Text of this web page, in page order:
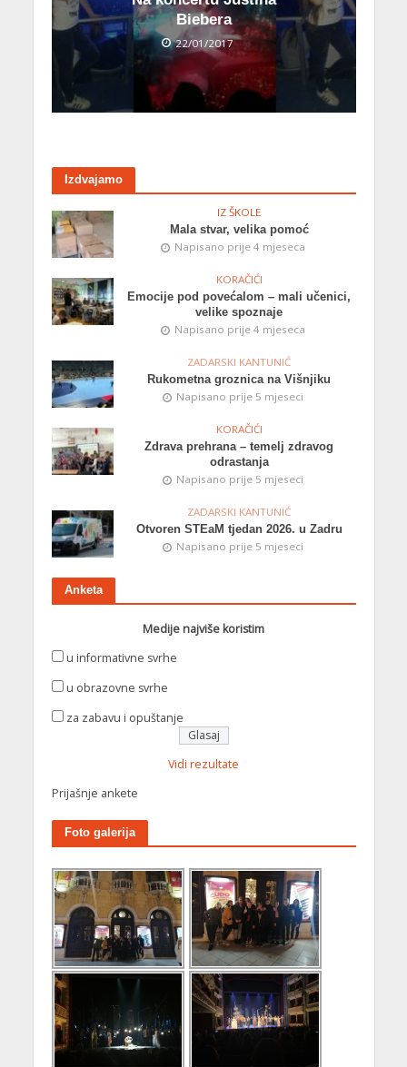
Biebera
22/01/2017
Izdvajamo
IZ ŠKOLE
Mala stvar, velika pomoć
Napisano prije 4 mjeseca
KORAČIĆI
Emocije pod povećalom – mali učenici,
velike spoznaje
Napisano prije 4 mjeseca
ZADARSKI KANTUNIĆ
Rukometna groznica na Višnjiku
Napisano prije 5 mjeseci
KORAČIĆI
Zdrava prehrana – temelj zdravog
odrastanja
Napisano prije 5 mjeseci
ZADARSKI KANTUNIĆ
Otvoren STEaM tjedan 2026. u Zadru
Napisano prije 5 mjeseci
Anketa
Medije najviše koristim
u informativne svrhe
u obrazovne svrhe
za zabavu i opuštanje
Vidi rezultate
Prijašnje ankete
Foto galerija